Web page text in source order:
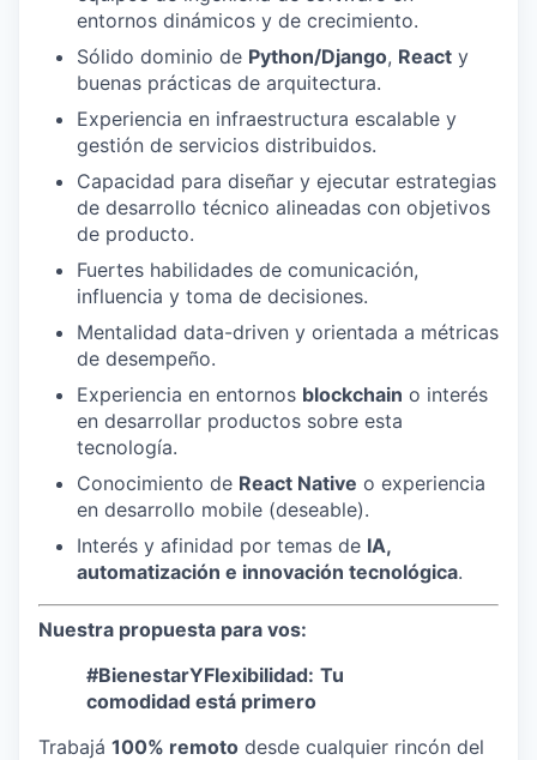
entornos dinámicos y de crecimiento.
Sólido dominio de Python/Django, React y
buenas prácticas de arquitectura.
Experiencia en infraestructura escalable y
gestión de servicios distribuidos.
Capacidad para diseñar y ejecutar estrategias
de desarrollo técnico alineadas con objetivos
de producto.
Fuertes habilidades de comunicación,
influencia y toma de decisiones.
Mentalidad data-driven y orientada a métricas
de desempeño.
Experiencia en entornos blockchain o interés
en desarrollar productos sobre esta
tecnología.
Conocimiento de React Native o experiencia
en desarrollo mobile (deseable).
Interés y afinidad por temas de IA,
automatización e innovación tecnológica.
Nuestra propuesta para vos:
#BienestarYFlexibilidad: Tu
comodidad está primero
Trabajá 100% remoto desde cualquier rincón del